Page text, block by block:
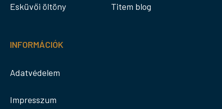
Esküvői öltöny Titem blog
INFORMÁCIÓK
Adatvédelem
Impresszum